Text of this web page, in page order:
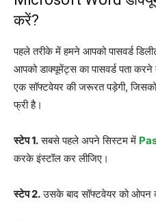
करें?
पहले तरीके में हमने आपको पासवर्ड
आपको डाक्यूमेंट्स का पासवर्ड पता
एक सॉफ्टवेयर की जरूरत पड़ेगी,
फ्री है।
स्टेप 1.सबसे पहले अपने सिस्टम में
करके इंस्टॉल कर लीजिए।
स्टेप 2.उसके बाद सॉफ्टवेयर को ओपन